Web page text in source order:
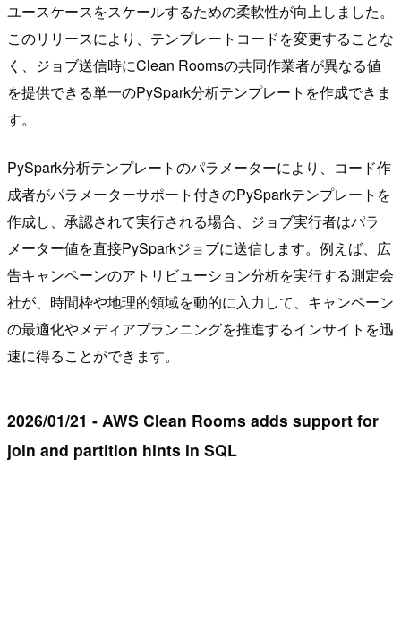
ユースケースをスケールするための柔軟性が向上しました。
このリリースにより、テンプレートコードを変更することな
く、ジョブ送信時にClean Roomsの共同作業者が異なる値
を提供できる単一のPySpark分析テンプレートを作成できま
す。
PySpark分析テンプレートのパラメーターにより、コード作
成者がパラメーターサポート付きのPySparkテンプレートを
作成し、承認されて実行される場合、ジョブ実行者はパラ
メーター値を直接PySparkジョブに送信します。例えば、広
告キャンペーンのアトリビューション分析を実行する測定会
社が、時間枠や地理的領域を動的に入力して、キャンペーン
の最適化やメディアプランニングを推進するインサイトを迅
速に得ることができます。
2026/01/21 - AWS Clean Rooms adds support for
join and partition hints in SQL